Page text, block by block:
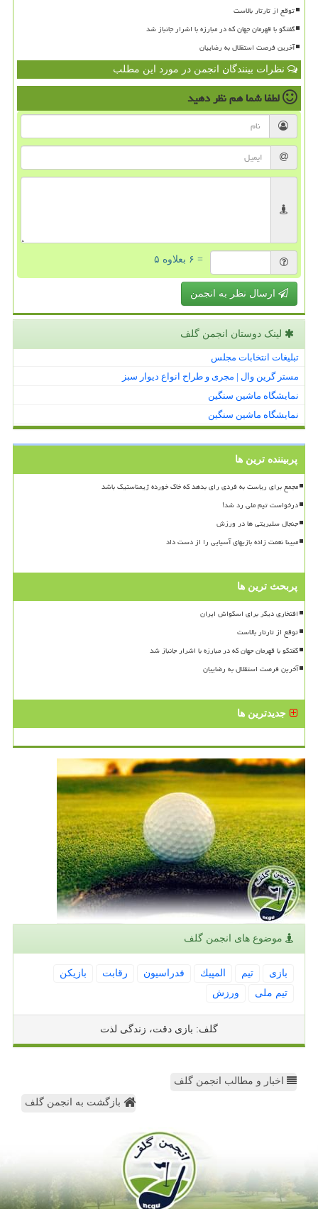
توقع از تارتار بالاست
گفتگو با قهرمان جهان که در مبارزه با اشرار جانباز شد
آخرین فرصت استقلال به رضاییان
نظرات بینندگان انجمن در مورد این مطلب
لطفا شما همنظر دهید
= ۶ بعلاوه ۵
ارسال نظر به انجمن
لینک دوستان انجمن گلف
تبلیغات انتخابات مجلس
مستر گرین وال | مجری و طراح انواع دیوار سبز
نمایشگاه ماشین سنگین
نمایشگاه ماشین سنگین
پربیننده ترین ها
مجمع برای ریاست به فردی رای بدهد که خاک خورده ژیمناستیک باشد
درخواست تیم ملی رد شد!
جنجال سلبریتی ها در ورزش
مبینا نعمت زاده بازیهای آسیایی را از دست داد
پربحث ترین ها
افتخاری دیگر برای اسکواش ایران
توقع از تارتار بالاست
گفتگو با قهرمان جهان که در مبارزه با اشرار جانباز شد
آخرین فرصت استقلال به رضاییان
جدیدترین ها
موضوع های انجمن گلف
بازی تیم المپیك فدراسیون رقابت
بازیكن
تیم ملی
ورزش
گلف: بازی دقت، زندگی لذت
اخبار و مطالب انجمن گلف
بازگشت به انجمن گلف